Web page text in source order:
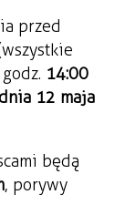
przed
14:00
12 maja
będą
, porywy